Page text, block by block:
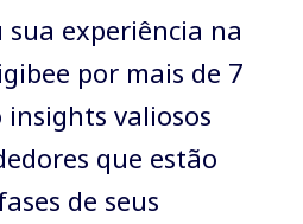
experiência na
por mais de 7
valiosos
que estão
de seus